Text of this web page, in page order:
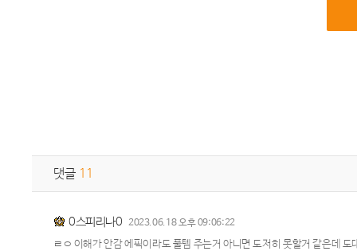
댓글 11
0스피리나0 2023.06.18 오후 09:06:22
ㄹㅇ 이해가 안감 에픽이라도 풀템 주는거 아니면 도저히 못할거 같은데